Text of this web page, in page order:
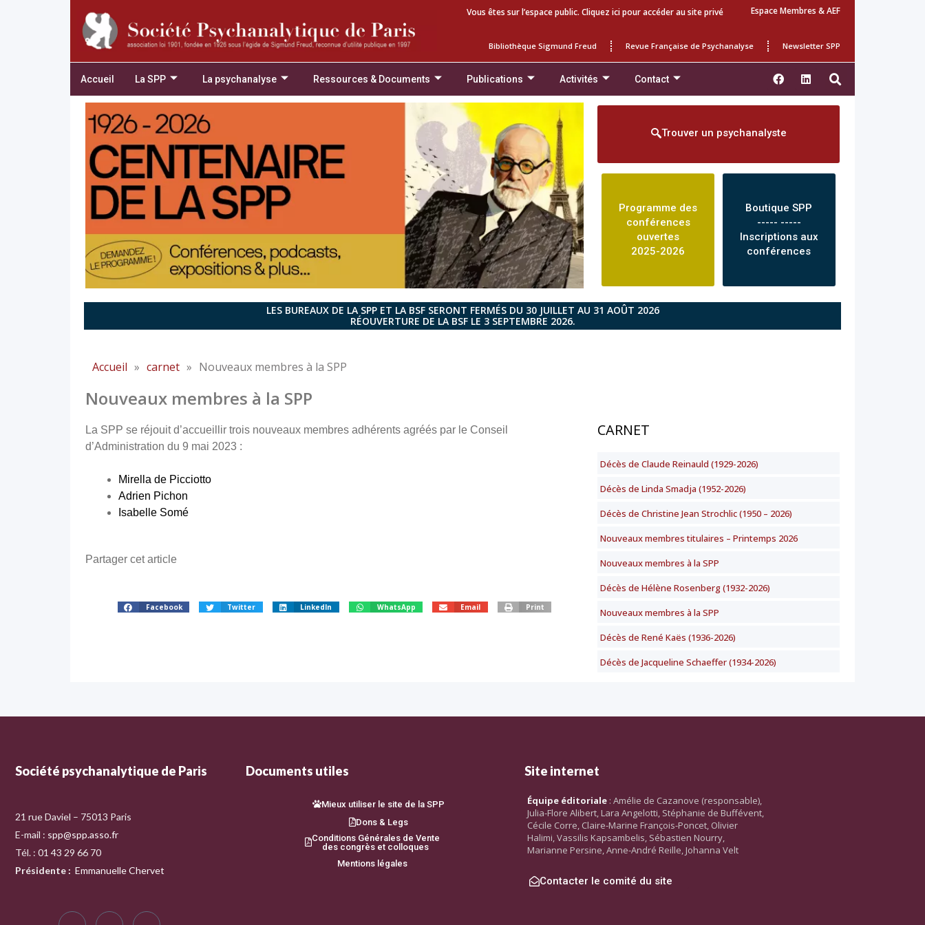
Vous êtes sur l’espace public. Cliquez ici pour accéder au site privé Espace Membres & AEF
Bibliothèque Sigmund Freud Revue Française de Psychanalyse Newsletter SPP
Accueil La SPP La psychanalyse Ressources & Documents Publications Activités Contact
Trouver un psychanalyste
Programme des
conférences
ouvertes
2025-2026
Boutique SPP
----- -----
Inscriptions aux
conférences
LES BUREAUX DE LA SPP ET LA BSF SERONT FERMÉS DU 30 JUILLET AU 31 AOÛT 2026
RÉOUVERTURE DE LA BSF LE 3 SEPTEMBRE 2026.
Accueil » carnet » Nouveaux membres à la SPP
Nouveaux membres à la SPP
La SPP se réjouit d’accueillir trois nouveaux membres adhérents agréés par le Conseil
d’Administration du 9 mai 2023 :
Mirella de Picciotto
Adrien Pichon
Isabelle Somé
Partager cet article
Facebook Twitter LinkedIn WhatsApp Email Print
CARNET
Décès de Claude Reinauld (1929-2026)
Décès de Linda Smadja (1952-2026)
Décès de Christine Jean Strochlic (1950 – 2026)
Nouveaux membres titulaires – Printemps 2026
Nouveaux membres à la SPP
Décès de Hélène Rosenberg (1932-2026)
Nouveaux membres à la SPP
Décès de René Kaës (1936-2026)
Décès de Jacqueline Schaeffer (1934-2026)
Société psychanalytique de Paris
21 rue Daviel – 75013 Paris
E-mail : spp@spp.asso.fr
Tél. : 01 43 29 66 70
Présidente : Emmanuelle Chervet
Documents utiles
Mieux utiliser le site de la SPP
Dons & Legs
Conditions Générales de Vente
des congrès et colloques
Mentions légales
Site internet
Équipe éditoriale : Amélie de Cazanove (responsable),
Julia-Flore Alibert, Lara Angelotti, Stéphanie de Buffévent,
Cécile Corre, Claire-Marine François-Poncet, Olivier
Halimi, Vassilis Kapsambelis, Sébastien Nourry,
Marianne Persine, Anne-André Reille, Johanna Velt
Contacter le comité du site